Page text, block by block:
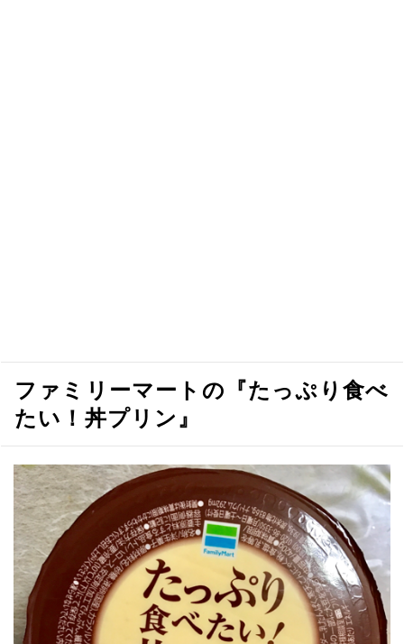
ファミリーマートの『たっぷり食べ
たい！丼プリン』